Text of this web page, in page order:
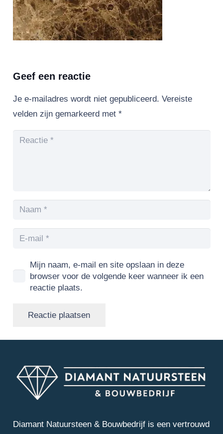
Geef een reactie
Je e-mailadres wordt niet gepubliceerd. Vereiste
velden zijn gemarkeerd met *
Mijn naam, e-mail en site opslaan in deze
browser voor de volgende keer wanneer ik een
reactie plaats.
Reactie plaatsen
Diamant Natuursteen & Bouwbedrijf is een vertrouwd